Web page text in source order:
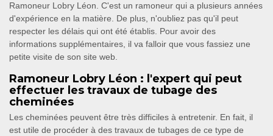
Ramoneur Lobry Léon. C'est un ramoneur qui a plusieurs années
d'expérience en la matière. De plus, n'oubliez pas qu'il peut
respecter les délais qui ont été établis. Pour avoir des
informations supplémentaires, il va falloir que vous fassiez une
petite visite de son site web.
Ramoneur Lobry Léon : l'expert qui peut
effectuer les travaux de tubage des
cheminées
Les cheminées peuvent être très difficiles à entretenir. En fait, il
est utile de procéder à des travaux de tubages de ce type de